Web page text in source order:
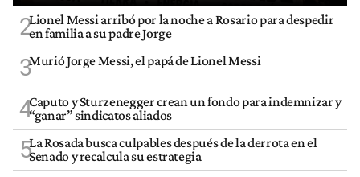
2Lionel Messi arribó por la noche a Rosario para despedir
en familia a su padre Jorge
3Murió Jorge Messi, el papá de Lionel Messi
4Caputo y Sturzenegger crean un fondo para indemnizar y
“ganar” sindicatos aliados
5La Rosada busca culpables después de la derrota en el
Senado y recalcula su estrategia